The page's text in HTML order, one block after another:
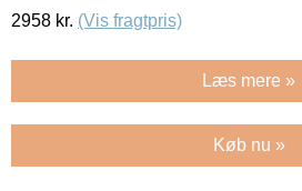
2958 kr. (Vis fragtpris)
Læs mere »
Køb nu »